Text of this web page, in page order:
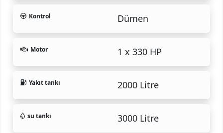
Kontrol Dümen
Motor 1 x 330 HP
Yakıt tankı 2000 Litre
su tankı 3000 Litre